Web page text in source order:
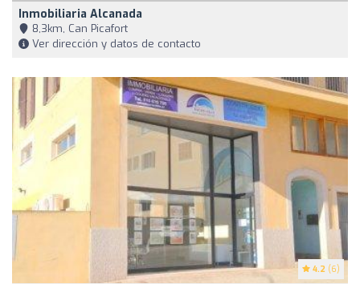
Inmobiliaria Alcanada
8,3km, Can Picafort
Ver dirección y datos de contacto
4.2 (6)